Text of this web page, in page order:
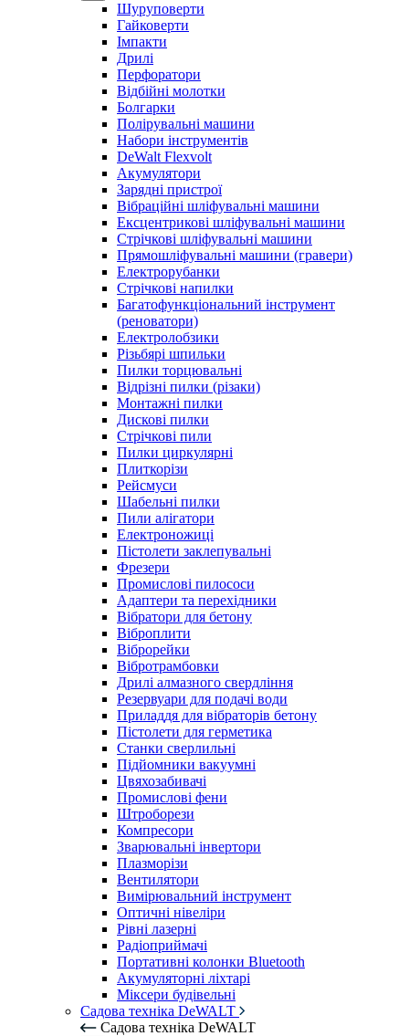
Шуруповерти
Гайковерти
Імпакти
Дрилі
Перфоратори
Відбійні молотки
Болгарки
Полірувальні машини
Набори інструментів
DeWalt Flexvolt
Акумулятори
Зарядні пристрої
Вібраційні шліфувальні машини
Ексцентрикові шліфувальні машини
Стрічкові шліфувальні машини
Прямошліфувальні машини (гравери)
Електрорубанки
Стрічкові напилки
Багатофункціональний інструмент
(реноватори)
Електролобзики
Різьбярі шпильки
Пилки торцювальні
Відрізні пилки (різаки)
Монтажні пилки
Дискові пилки
Стрічкові пили
Пилки циркулярні
Плиткорізи
Рейсмуси
Шабельні пилки
Пили алігатори
Електроножиці
Пістолети заклепувальні
Фрезери
Промислові пилососи
Адаптери та перехідники
Вібратори для бетону
Віброплити
Віброрейки
Вібротрамбовки
Дрилі алмазного свердління
Резервуари для подачі води
Приладдя для вібраторів бетону
Пістолети для герметика
Станки сверлильні
Підйомники вакуумні
Цвяхозабивачі
Промислові фени
Штроборези
Компресори
Зварювальні інвертори
Плазморізи
Вентилятори
Вимірювальний інструмент
Оптичні нівеліри
Рівні лазерні
Радіоприймачі
Портативні колонки Bluetooth
Акумуляторні ліхтарі
Міксери будівельні
Садова техніка DeWALT
Садова техніка DeWALT